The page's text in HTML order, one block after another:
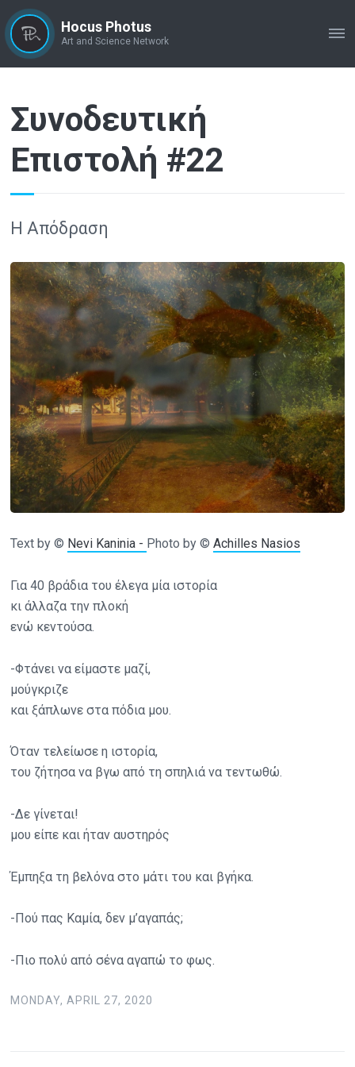
Hocus Photus
Art and Science Network
Συνοδευτική
Επιστολή #22
Η Απόδραση
Text by © Nevi Kaninia - Photo by ©Achilles Nasios
Για 40 βράδια του έλεγα μία ιστορία
κι άλλαζα την πλοκή
ενώ κεντούσα.
-Φτάνει να είμαστε μαζί,
μούγκριζε
και ξάπλωνε στα πόδια μου.
Όταν τελείωσε η ιστορία,
του ζήτησα να βγω από τη σπηλιά να τεντωθώ.
-Δε γίνεται!
μου είπε και ήταν αυστηρός
Έμπηξα τη βελόνα στο μάτι του και βγήκα.
-Πού πας Καμία, δεν μ’αγαπάς;
-Πιο πολύ από σένα αγαπώ το φως.
MONDAY, APRIL 27, 2020